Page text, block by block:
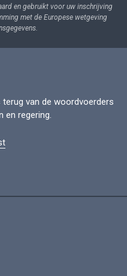
en gebruikt voor uw inschrijving
met de Europese wetgeving
van de woordvoerders
en regering.